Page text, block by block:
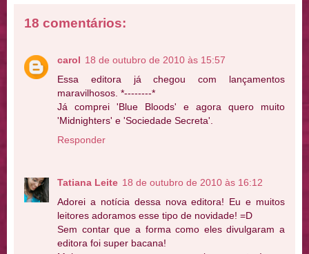
18 comentários:
carol 18 de outubro de 2010 às 15:57
Essa editora já chegou com lançamentos
maravilhosos. *--------*
Já comprei 'Blue Bloods' e agora quero muito
'Midnighters' e 'Sociedade Secreta'.
Responder
Tatiana Leite 18 de outubro de 2010 às 16:12
Adorei a notícia dessa nova editora! Eu e muitos
leitores adoramos esse tipo de novidade! =D
Sem contar que a forma como eles divulgaram a
editora foi super bacana!